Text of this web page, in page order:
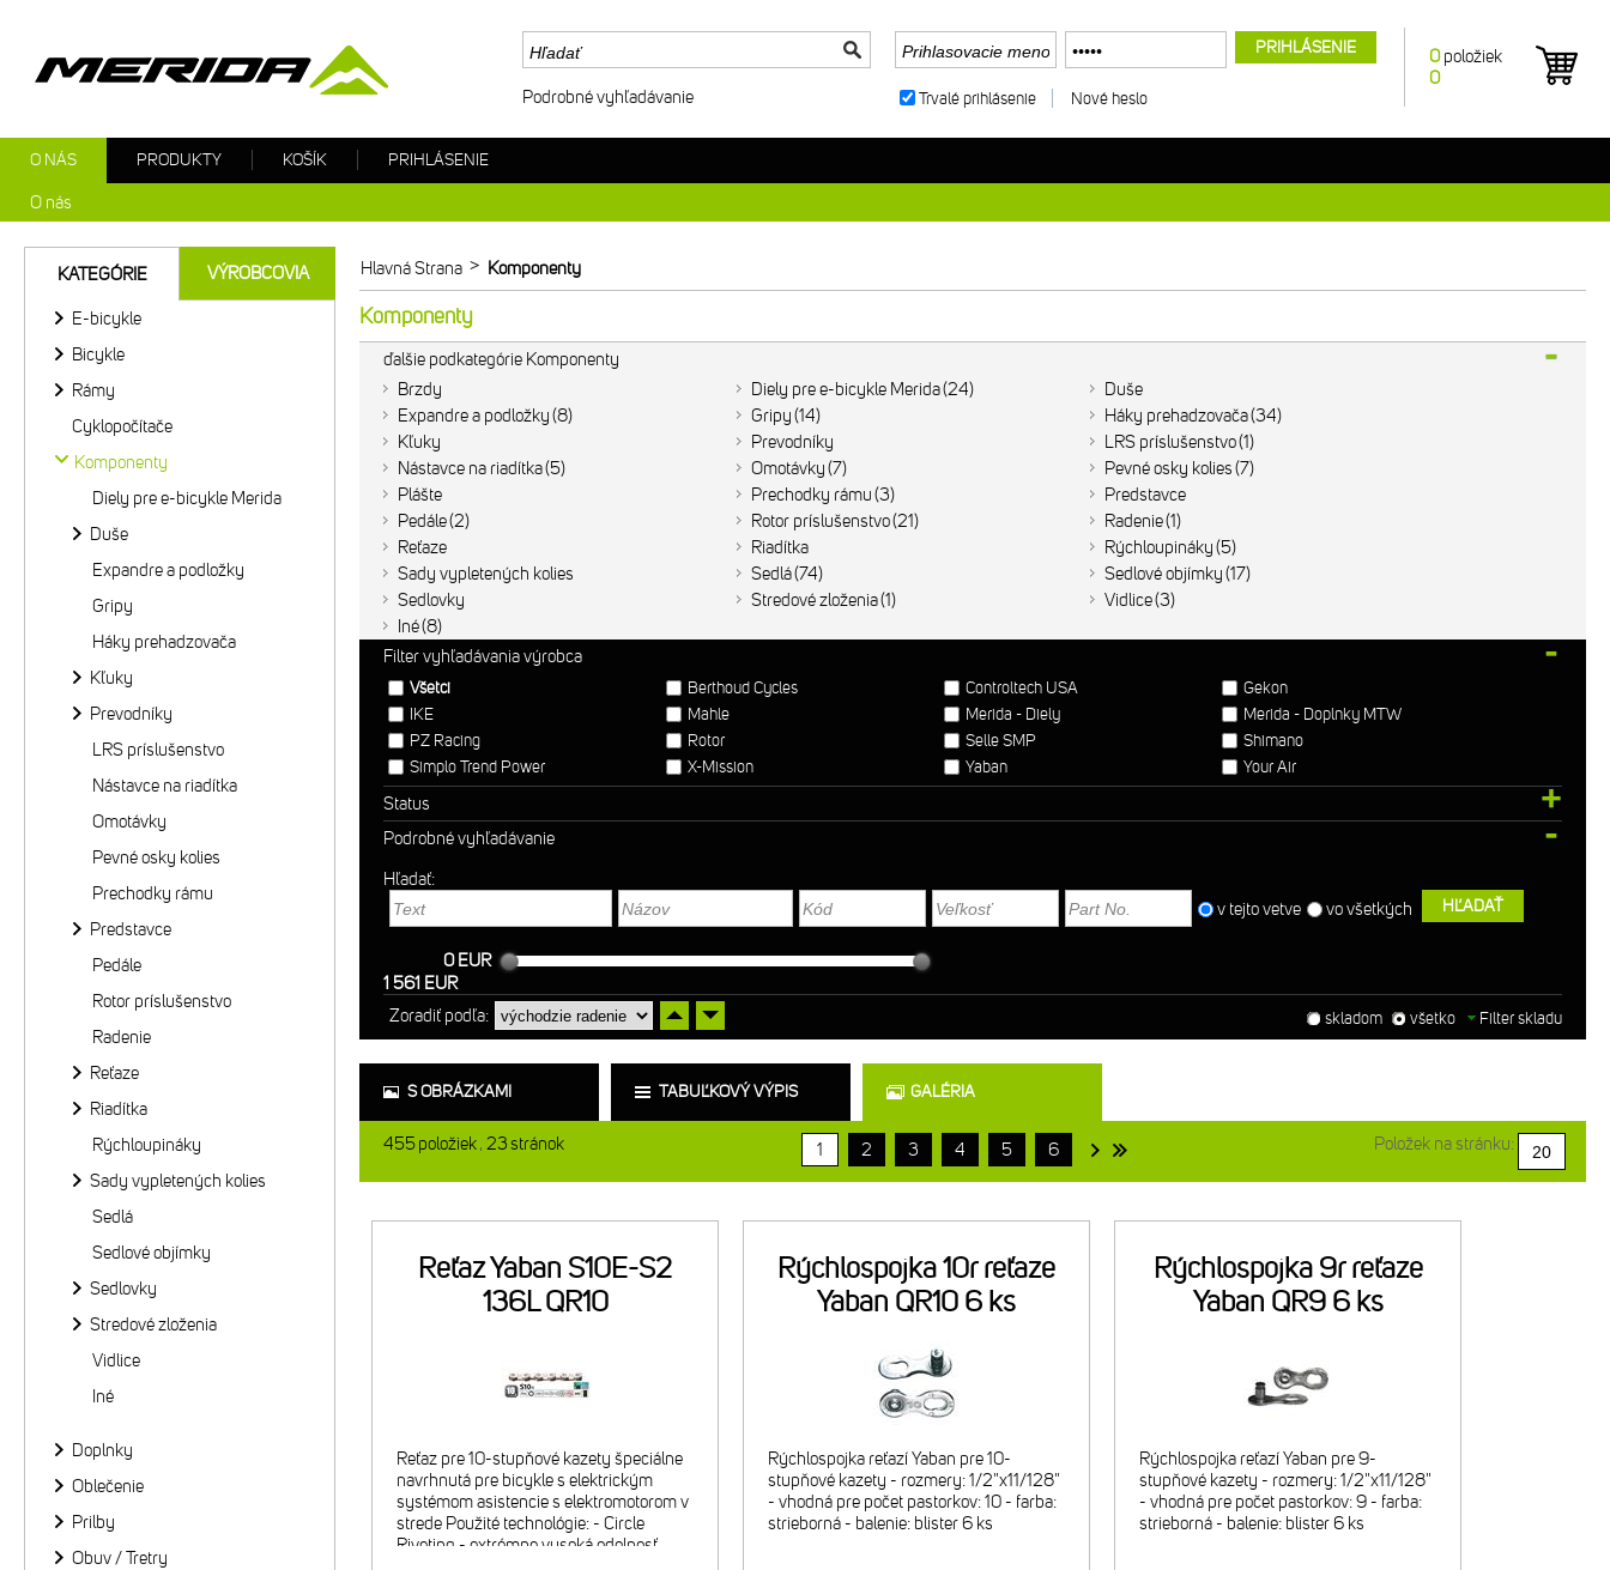
Hlavná Strana > Komponenty
Komponenty
ďalšie podkategórie Komponenty
Brzdy
Diely pre e-bicykle Merida 24
Duše
Expandre a podložky 8 Gripy 14 Háky prehadzovača 34
Kľuky
Prevodníky LRS príslušenstvo 1
Nástavce na riadítka 5 Omotávky 7 Pevné osky kolies 7
Plášte
Prechodky rámu 3
Predstavce
Pedále 2 Rotor príslušenstvo 21 Radenie 1
Reťaze
Riadítka Rýchloupináky 5
Sady vypletených kolies
Sedlá 74 Sedlové objímky 17
Sedlovky
Stredové zloženia 1 Vidlice 3
Iné 8
Filter vyhľadávania výrobca
Všetci Berthoud Cycles Controltech USA
Gekon
IKE
Mahle Merida - Diely
Merida - Doplnky MTW
PZ Racing
Rotor Selle SMP
Shimano
Simplo Trend Power
X-Mission Yaban Your Air
Status
Podrobné vyhľadávanie
Hľadať:
v tejto vetve
vo všetkých HĽADAŤ
0 EUR
1 561 EUR
Zoradiť podľa:
Filter skladu
skladom všetko
S OBRÁZKAMI TABUĽKOVÝ VÝPIS GALÉRIA
Položek na stránku:
455položiek 23stránok 1 2 3 4 5 6
Reťaz Yaban S10E-S2
136L QR10
Reťaz pre 10-stupňové kazety špeciálne
navrhnutá pre bicykle s elektrickým
systémom asistencie s elektromotorom v
strede Použité technológie: - Circle
Riveting - extrémne vysoká odolnosť
Rýchlospojka 10r reťaze
Yaban QR10 6 ks
Rýchlospojka reťazí Yaban pre 10-
stupňové kazety - rozmery: 1/2"x11/128"
- vhodná pre počet pastorkov: 10 - farba:
strieborná - balenie: blister 6 ks
Rýchlospojka 9r reťaze
Yaban QR9 6 ks
Rýchlospojka reťazí Yaban pre 9-
stupňové kazety - rozmery: 1/2"x11/128"
- vhodná pre počet pastorkov: 9 - farba:
strieborná - balenie: blister 6 ks
KATEGÓRIE VÝROBCOVIA
E-bicykle
Bicykle
Rámy
Cyklopočítače
Komponenty
Diely pre e-bicykle Merida
Duše
Expandre a podložky
Gripy
Háky prehadzovača
Kľuky
Prevodníky
LRS príslušenstvo
Nástavce na riadítka
Omotávky
Pevné osky kolies
Prechodky rámu
Predstavce
Pedále
Rotor príslušenstvo
Radenie
Reťaze
Riadítka
Rýchloupináky
Sady vypletených kolies
Sedlá
Sedlové objímky
Sedlovky
Stredové zloženia
Vidlice
Iné
Doplnky
Oblečenie
Prilby
Obuv / Tretry
Podrobné vyhľadávanie
O NÁS
O nás
PRODUKTY KOŠÍK PRIHLÁSENIE
0 položiek
0
PRIHLÁSENIE
Trvalé prihlásenie Nové heslo